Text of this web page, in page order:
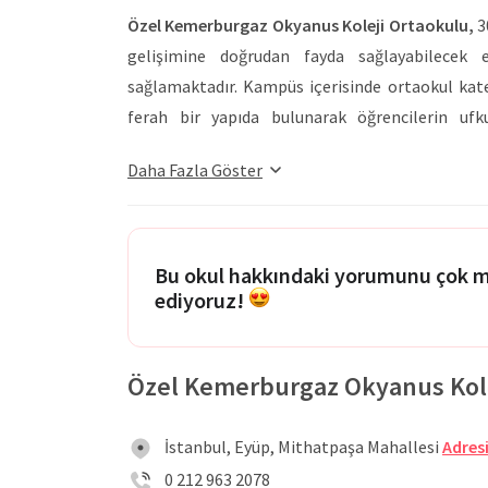
Özel Kemerburgaz Okyanus Koleji Ortaokulu,
gelişimine doğrudan fayda
sağlamaktadır. Kampüs içerisinde ortaokul
ferah bir yapıda bulunarak öğrencilerin
öğrencilerin beslenme gereksinimleri
açık spor alanlarına kadar geniş imkanlar
adına okul, kimya laboratuvarı, fizik
alanı bünyesinde barındırmaktadır.
öğrenme ortamlarında öğrenci gelişimine
uluslararası bakış açısı kazanan bireyler
ortaokulunda öğrencilerin kendi
Daha Fazla Göster
Bu okul hakkındaki yorumunu çok
ediyoruz!
Özel Kemerburgaz Okyanus
İstanbul, Eyüp, Mithatpaşa Mahallesi
0 212 963 2078